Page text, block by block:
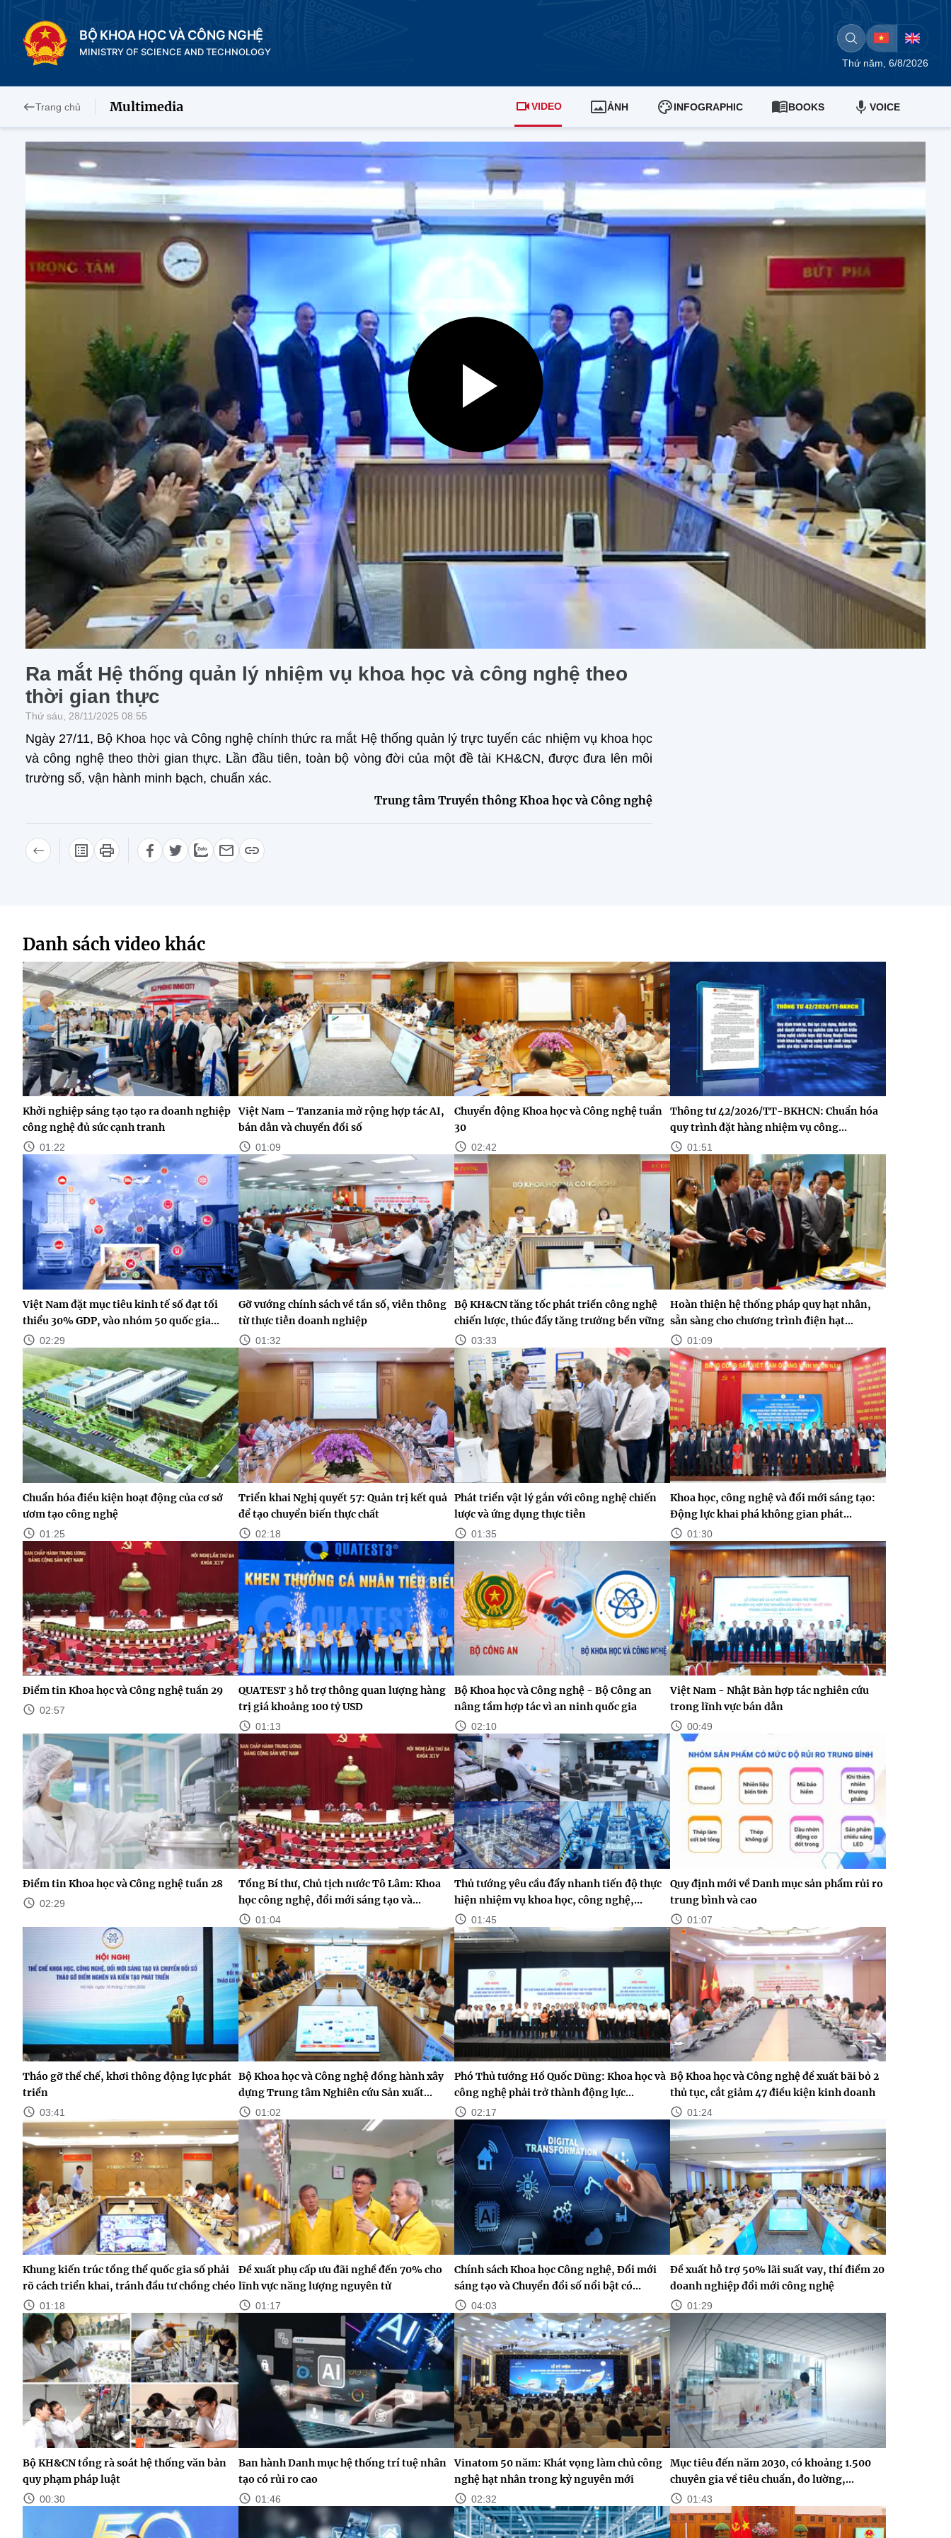
BỘ KHOA HỌC VÀ CÔNG NGHỆ
MINISTRY OF SCIENCE AND TECHNOLOGY
Thứ năm, 6/8/2026
Trang chủ Multimedia VIDEO ẢNH INFOGRAPHIC BOOKS VOICE
Ra mắt Hệ thống quản lý nhiệm vụ khoa học và công nghệ theo
thời gian thực
Thứ sáu, 28/11/2025 08:55
Ngày 27/11, Bộ Khoa học và Công nghệ chính thức ra mắt Hệ thống quản lý trực tuyến các nhiệm vụ khoa học
và công nghệ theo thời gian thực. Lần đầu tiên, toàn bộ vòng đời của một đề tài KH&CN, được đưa lên môi
trường số, vận hành minh bạch, chuẩn xác.
Trung tâm Truyền thông Khoa học và Công nghệ
Danh sách video khác
Khởi nghiệp sáng tạo tạo ra doanh nghiệp
công nghệ đủ sức cạnh tranh
01:22
Việt Nam – Tanzania mở rộng hợp tác AI,
bán dẫn và chuyển đổi số
01:09
Chuyển động Khoa học và Công nghệ tuần
30
02:42
Thông tư 42/2026/TT-BKHCN: Chuẩn hóa
quy trình đặt hàng nhiệm vụ công...
01:51
Việt Nam đặt mục tiêu kinh tế số đạt tối
thiểu 30% GDP, vào nhóm 50 quốc gia...
02:29
Gỡ vướng chính sách về tần số, viễn thông
từ thực tiễn doanh nghiệp
01:32
Bộ KH&CN tăng tốc phát triển công nghệ
chiến lược, thúc đẩy tăng trưởng bền vững
03:33
Hoàn thiện hệ thống pháp quy hạt nhân,
sẵn sàng cho chương trình điện hạt...
01:09
Chuẩn hóa điều kiện hoạt động của cơ sở
ươm tạo công nghệ
01:25
Triển khai Nghị quyết 57: Quản trị kết quả
để tạo chuyển biến thực chất
02:18
Phát triển vật lý gắn với công nghệ chiến
lược và ứng dụng thực tiễn
01:35
Khoa học, công nghệ và đổi mới sáng tạo:
Động lực khai phá không gian phát...
01:30
Điểm tin Khoa học và Công nghệ tuần 29
02:57
QUATEST 3 hỗ trợ thông quan lượng hàng
trị giá khoảng 100 tỷ USD
01:13
Bộ Khoa học và Công nghệ - Bộ Công an
nâng tầm hợp tác vì an ninh quốc gia
02:10
Việt Nam - Nhật Bản hợp tác nghiên cứu
trong lĩnh vực bán dẫn
00:49
Điểm tin Khoa học và Công nghệ tuần 28
02:29
Tổng Bí thư, Chủ tịch nước Tô Lâm: Khoa
học công nghệ, đổi mới sáng tạo và...
01:04
Thủ tướng yêu cầu đẩy nhanh tiến độ thực
hiện nhiệm vụ khoa học, công nghệ,...
01:45
Quy định mới về Danh mục sản phẩm rủi ro
trung bình và cao
01:07
Tháo gỡ thể chế, khơi thông động lực phát
triển
03:41
Bộ Khoa học và Công nghệ đồng hành xây
dựng Trung tâm Nghiên cứu Sản xuất...
01:02
Phó Thủ tướng Hồ Quốc Dũng: Khoa học và
công nghệ phải trở thành động lực...
02:17
Bộ Khoa học và Công nghệ đề xuất bãi bỏ 2
thủ tục, cắt giảm 47 điều kiện kinh doanh
01:24
Khung kiến trúc tổng thể quốc gia số phải
rõ cách triển khai, tránh đầu tư chồng chéo
01:18
Đề xuất phụ cấp ưu đãi nghề đến 70% cho
lĩnh vực năng lượng nguyên tử
01:17
Chính sách Khoa học Công nghệ, Đổi mới
sáng tạo và Chuyển đổi số nổi bật có...
04:03
Đề xuất hỗ trợ 50% lãi suất vay, thí điểm 20
doanh nghiệp đổi mới công nghệ
01:29
Bộ KH&CN tổng rà soát hệ thống văn bản
quy phạm pháp luật
00:30
Ban hành Danh mục hệ thống trí tuệ nhân
tạo có rủi ro cao
01:46
Vinatom 50 năm: Khát vọng làm chủ công
nghệ hạt nhân trong kỷ nguyên mới
02:32
Mục tiêu đến năm 2030, có khoảng 1.500
chuyên gia về tiêu chuẩn, đo lường,...
01:43